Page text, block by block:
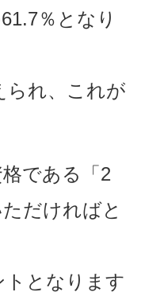
％となり
られ、これが
である「2
だければと
となります